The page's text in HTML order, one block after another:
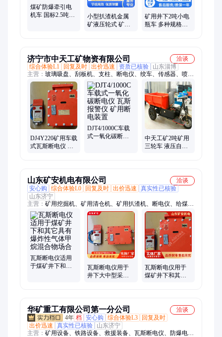
煤矿防爆牵引电
机车 国标2.5吨
小型扒渣机金属
矿液压轮式 矿山
矿用井下2吨小电
瓶车 多种规格支
济宁市中天工矿物资有限公司
洽谈
综合体验L1
回复及时 出价迅速 资质已核验
山东淄博
主营： 玻璃吸盘、刮板机、支柱、断电仪、绞车、传感器、喷浆
机、喷涂机、拆缸机、柴油机水泵、乳化液泵站、氢氧化钙、订
扣机、液压扳手、真空泵、滑移装载机、电缆夹板、闸瓦、滤液
泵、试验台、装载机、气动绞车、变压器、移动变电站
DJ4Y220矿用车载
式瓦斯断电仪 车
DJT4/1000C车载
式一氧化碳断电
中天工矿2吨矿用
三轮车 液压自卸
山东矿安机电有限公司
洽谈
安心购
综合体验L0 回复及时 出价迅速
真实性已核验
山东济宁
主营： 矿用挖掘机、矿用清仓机、矿用扒渣机、断电仪、给煤
机、无压风门、防水密闭门、气动隔膜泵、滚轮罐耳、皮带综
保、矿用锂离子蓄电池电源、矿用翻车机、小型挖掘机、洒水降
尘装置、司控道岔装置、空气炮、气动阻车器、气动卧闸、断带
抓捕器、矿用防爆摄像仪、跑车防护装置、压风供水自救装置、
防水剂、履带运输车、巷道修复机、矿用挖掘式装载机
瓦斯断电仪适用
于煤矿井下和其
瓦斯断电仪用于
井下大中型采掘
瓦斯断电仪用于
煤矿井下和其它
华矿重工有限公司第一分公司
洽谈
4年 档 安心购 综合体验L3
回复及时
出价迅速
真实性已核验
山东济宁
主营： 矿用设备、铁路设备、救援装备、瓦斯断电仪、防爆电